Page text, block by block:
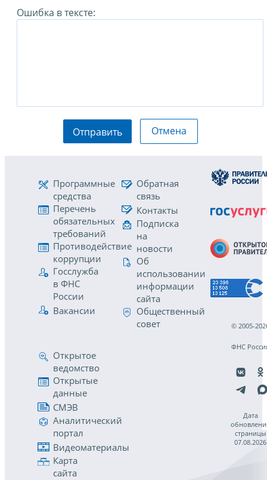
Ошибка в тексте:
Отправить Отмена
Программные
средства
Перечень
обязательных
требований
Противодействие
коррупции
Госслужба
в ФНС
России
Вакансии
Обратная
связь
Контакты
Подписка
на
новости
Об
использовании
информации
сайта
Общественный
совет
Открытое
ведомство
Открытые
данные
СМЭВ
Аналитический
портал
Видеоматериалы
Карта
сайта
© 2005-
ФНС
Дата
страницы
07.08.2026